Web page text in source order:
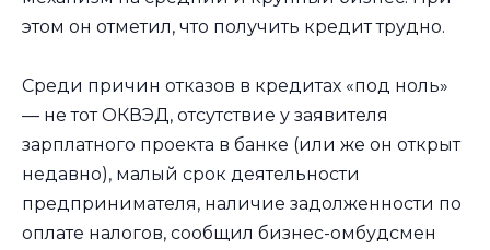
этом он отметил, что получить кредит трудно.
Среди причин отказов в кредитах «под ноль»
— не тот ОКВЭД, отсутствие у заявителя
зарплатного проекта в банке (или же он открыт
недавно), малый срок деятельности
предпринимателя, наличие задолженности по
оплате налогов, сообщил бизнес-омбудсмен